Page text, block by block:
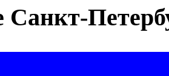
Санкт-